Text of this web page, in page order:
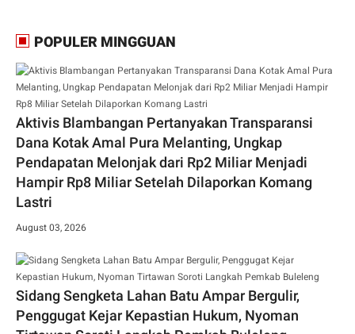
POPULER MINGGUAN
Aktivis Blambangan Pertanyakan Transparansi
Dana Kotak Amal Pura Melanting, Ungkap
Pendapatan Melonjak dari Rp2 Miliar Menjadi
Hampir Rp8 Miliar Setelah Dilaporkan Komang
Lastri
August 03, 2026
Sidang Sengketa Lahan Batu Ampar Bergulir,
Penggugat Kejar Kepastian Hukum, Nyoman